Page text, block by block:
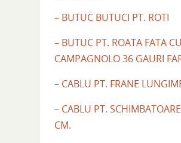
– BUTUC BUTUCI PT. ROTI
– BUTUC PT. ROATA FATA
CAMPAGNOLO 36 GAURI
– CABLU PT. FRANE
– CABLU PT.
CM.